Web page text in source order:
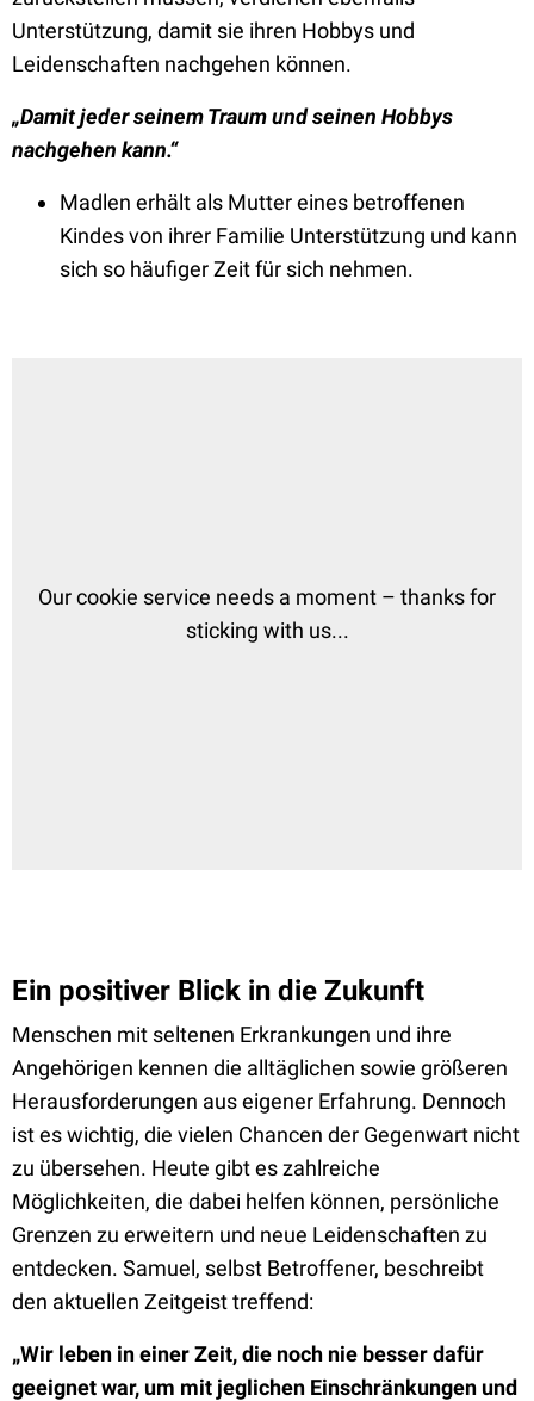
Unterstützung, damit sie ihren Hobbys und
Leidenschaften nachgehen können.
„Damit jeder seinem Traum und seinen Hobbys
nachgehen kann.“
Madlen erhält als Mutter eines betroffenen
Kindes von ihrer Familie Unterstützung und kann
sich so häufiger Zeit für sich nehmen.
Ein positiver Blick in die Zukunft
Menschen mit seltenen Erkrankungen und ihre
Angehörigen kennen die alltäglichen sowie größeren
Herausforderungen aus eigener Erfahrung. Dennoch
ist es wichtig, die vielen Chancen der Gegenwart nicht
zu übersehen. Heute gibt es zahlreiche
Möglichkeiten, die dabei helfen können, persönliche
Grenzen zu erweitern und neue Leidenschaften zu
entdecken. Samuel, selbst Betroffener, beschreibt
den aktuellen Zeitgeist treffend:
„Wir leben in einer Zeit, die noch nie besser dafür
geeignet war, um mit jeglichen Einschränkungen und